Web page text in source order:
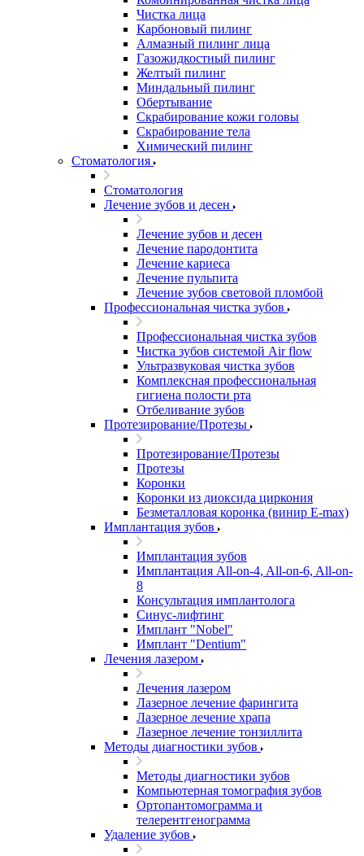
Чистка лица
Карбоновый пилинг
Алмазный пилинг лица
Газожидкостный пилинг
Желтый пилинг
Миндальный пилинг
Обертывание
Скрабирование кожи головы
Скрабирование тела
Химический пилинг
Стоматология
Стоматология
Лечение зубов и десен
Лечение зубов и десен
Лечение пародонтита
Лечение кариеса
Лечение пульпита
Лечение зубов световой пломбой
Профессиональная чистка зубов
Профессиональная чистка зубов
Чистка зубов системой Air flow
Ультразвуковая чистка зубов
Комплексная профессиональная
гигиена полости рта
Отбеливание зубов
Протезирование/Протезы
Протезирование/Протезы
Протезы
Коронки
Коронки из диоксида циркония
Безметалловая коронка (винир E-max)
Имплантация зубов
Имплантация зубов
Имплантация All-on-4, All-on-6, All-on-
8
Консультация имплантолога
Синус-лифтинг
Имплант "Nobel"
Имплант "Dentium"
Лечения лазером
Лечения лазером
Лазерное лечение фарингита
Лазерное лечение храпа
Лазерное лечение тонзиллита
Методы диагностики зубов
Методы диагностики зубов
Компьютерная томография зубов
Ортопантомограмма и
телерентгенограмма
Удаление зубов